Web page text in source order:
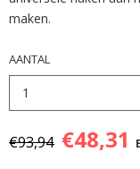
maken.
AANTAL
€93,94 €48,31